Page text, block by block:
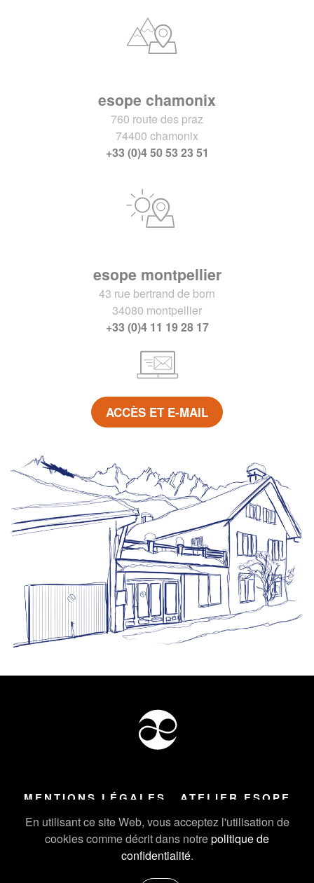
En utilisant ce site Web, vous acceptez l'utilisation de
cookies comme décrit dans notrepolitique de
confidentialité.
esope chamonix
760 route des praz
74400 chamonix
+33 (0)4 50 53 23 51
esope montpellier
43 rue bertrand de born
34080 montpellier
+33 (0)4 11 19 28 17
ACCÈS ET E-MAIL
MENTIONS LÉGALES ATELIER ESOPE